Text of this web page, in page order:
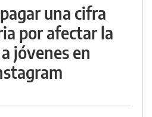
una cifra
por afectar la
jóvenes en